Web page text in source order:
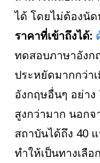
ได้ โดยไม่ต้องนั
ราคาที่เข้าถึงได้:
ทดสอบภาษาอังก
ประหยัดมากกว่า
อังกฤษอื่นๆ อย่าง
สูงกว่ามาก นอก
สถาบันได้ถึง 40
ทำให้เป็นทางเลื